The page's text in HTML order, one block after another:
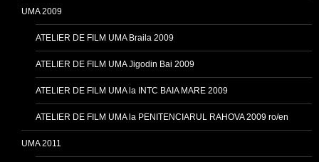
UMA 2009
ATELIER DE FILM UMA Braila 2009
ATELIER DE FILM UMA Jigodin Bai 2009
ATELIER DE FILM UMA la INTC BAIA MARE 2009
ATELIER DE FILM UMA la PENITENCIARUL RAHOVA 2009 ro/en
UMA 2011